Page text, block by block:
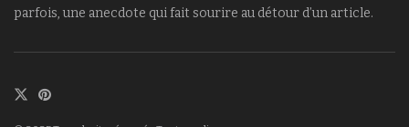
parfois, une anecdote qui fait sourire au détour d’un article.